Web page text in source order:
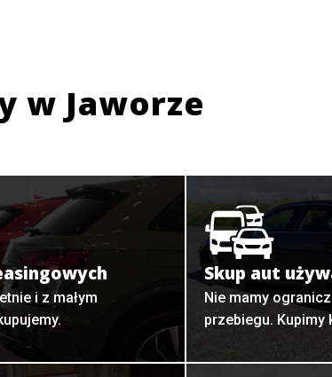
w Jaworze
i z małym
Skup aut
Nie mamy
przebiegu. Kupimy